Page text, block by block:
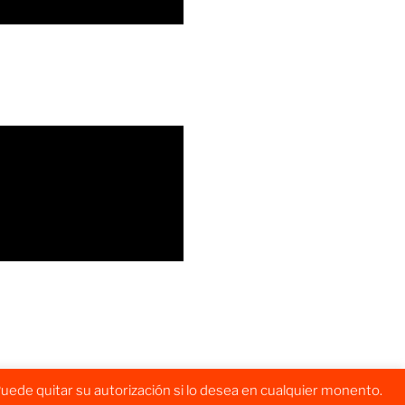
quitar su autorización si lo desea en cualquier monento.